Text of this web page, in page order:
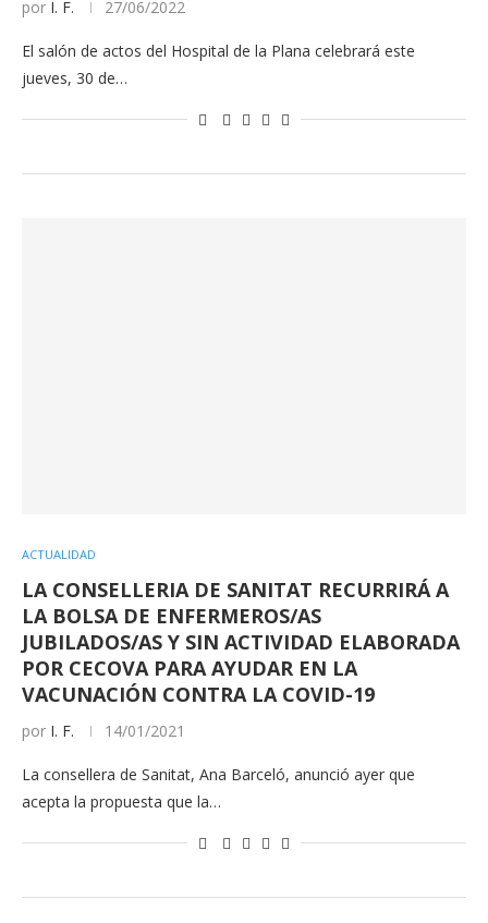
por I. F. 27/06/2022
El salón de actos del Hospital de la Plana celebrará este
jueves, 30 de…
ACTUALIDAD
LA CONSELLERIA DE SANITAT RECURRIRÁ A
LA BOLSA DE ENFERMEROS/AS
JUBILADOS/AS Y SIN ACTIVIDAD ELABORADA
POR CECOVA PARA AYUDAR EN LA
VACUNACIÓN CONTRA LA COVID-19
por I. F. 14/01/2021
La consellera de Sanitat, Ana Barceló, anunció ayer que
acepta la propuesta que la…